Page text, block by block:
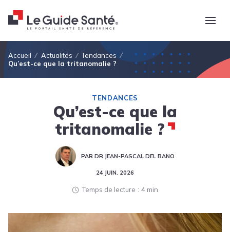
Fil d'Ariane
Accueil Actualités
Tendances
Qu’est-ce que la tritanomalie ?
TENDANCES
Qu’est-ce que la
tritanomalie ?
PAR DR JEAN-PASCAL DEL BANO
24 JUIN. 2026
Temps de lecture 4 min